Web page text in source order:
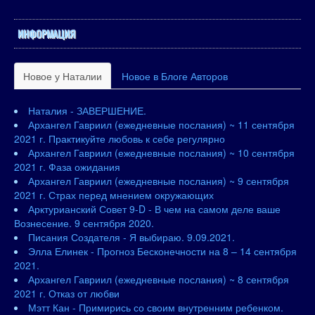
ИНФОРМАЦИЯ
Новое у Наталии Новое в Блоге Авторов
Наталия - ЗАВЕРШЕНИЕ.
Архангел Гавриил (ежедневные послания) ~ 11 сентября
2021 г. Практикуйте любовь к себе регулярно
Архангел Гавриил (ежедневные послания) ~ 10 сентября
2021 г. Фаза ожидания
Архангел Гавриил (ежедневные послания) ~ 9 сентября
2021 г. Страх перед мнением окружающих
Арктурианский Совет 9-D - В чем на самом деле ваше
Вознесение. 9 сентября 2020.
Писания Создателя - Я выбираю. 9.09.2021.
Элла Елинек - Прогноз Бесконечности на 8 – 14 сентября
2021.
Архангел Гавриил (ежедневные послания) ~ 8 сентября
2021 г. Отказ от любви
Мэтт Кан - Примирись со своим внутренним ребенком.